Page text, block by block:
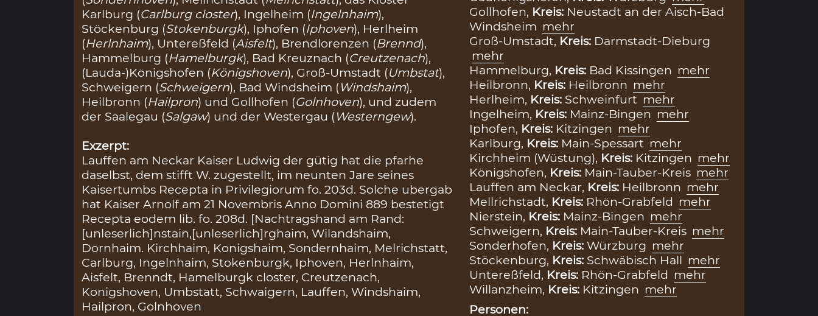
Karlburg (Carlburg closter), Ingelheim (Ingelnhaim),
Stöckenburg (Stokenburgk), Iphofen (Iphoven), Herlheim
(Herlnhaim), Untereßfeld (Aisfelt), Brendlorenzen (Brennd),
Hammelburg (Hamelburgk), Bad Kreuznach (Creutzenach),
(Lauda-)Königshofen (Königshoven), Groß-Umstadt (Umbstat),
Schweigern (Schweigern), Bad Windsheim (Windshaim),
Heilbronn (Hailpron) und Gollhofen (Golnhoven), und zudem
der Saalegau (Salgaw) und der Westergau (Westerngew).
Exzerpt:
Lauffen am Neckar Kaiser Ludwig der gütig hat die pfarhe
daselbst, dem stifft W. zugestellt, im neunten Jare seines
Kaisertumbs Recepta in Privilegiorum fo. 203d. Solche ubergab
hat Kaiser Arnolf am 21 Novembris Anno Domini 889 bestetigt
Recepta eodem lib. fo. 208d. [Nachtragshand am Rand:
[unleserlich]nstain,[unleserlich]rghaim, Wilandshaim,
Dornhaim. Kirchhaim, Konigshaim, Sondernhaim, Melrichstatt,
Carlburg, Ingelnhaim, Stokenburgk, Iphoven, Herlnhaim,
Aisfelt, Brenndt, Hamelburgk closter, Creutzenach,
Konigshoven, Umbstatt, Schwaigern, Lauffen, Windshaim,
Hailpron, Golnhoven
Gollhofen, Kreis: Neustadt an der Aisch-Bad
Windsheim mehr
Groß-Umstadt, Kreis: Darmstadt-Dieburg
mehr
Hammelburg, Kreis: Bad Kissingen mehr
Heilbronn, Kreis: Heilbronn mehr
Herlheim, Kreis: Schweinfurt mehr
Ingelheim, Kreis: Mainz-Bingen mehr
Iphofen, Kreis: Kitzingen mehr
Karlburg, Kreis: Main-Spessart mehr
Kirchheim (Wüstung), Kreis: Kitzingen mehr
Königshofen, Kreis: Main-Tauber-Kreis mehr
Lauffen am Neckar, Kreis: Heilbronn mehr
Mellrichstadt, Kreis: Rhön-Grabfeld mehr
Nierstein, Kreis: Mainz-Bingen mehr
Schweigern, Kreis: Main-Tauber-Kreis mehr
Sonderhofen, Kreis: Würzburg mehr
Stöckenburg, Kreis: Schwäbisch Hall mehr
Untereßfeld, Kreis: Rhön-Grabfeld mehr
Willanzheim, Kreis: Kitzingen mehr
Personen: